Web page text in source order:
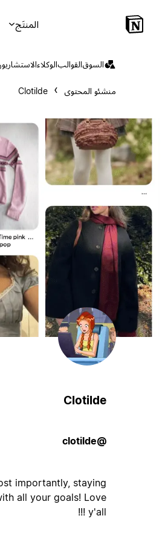
المنتَج
السوقالقوالبالوكلاء
منشئو المحتوى Clotilde
Clotilde
@clotilde
importantly, staying
all your goals! Love
y'all !!!